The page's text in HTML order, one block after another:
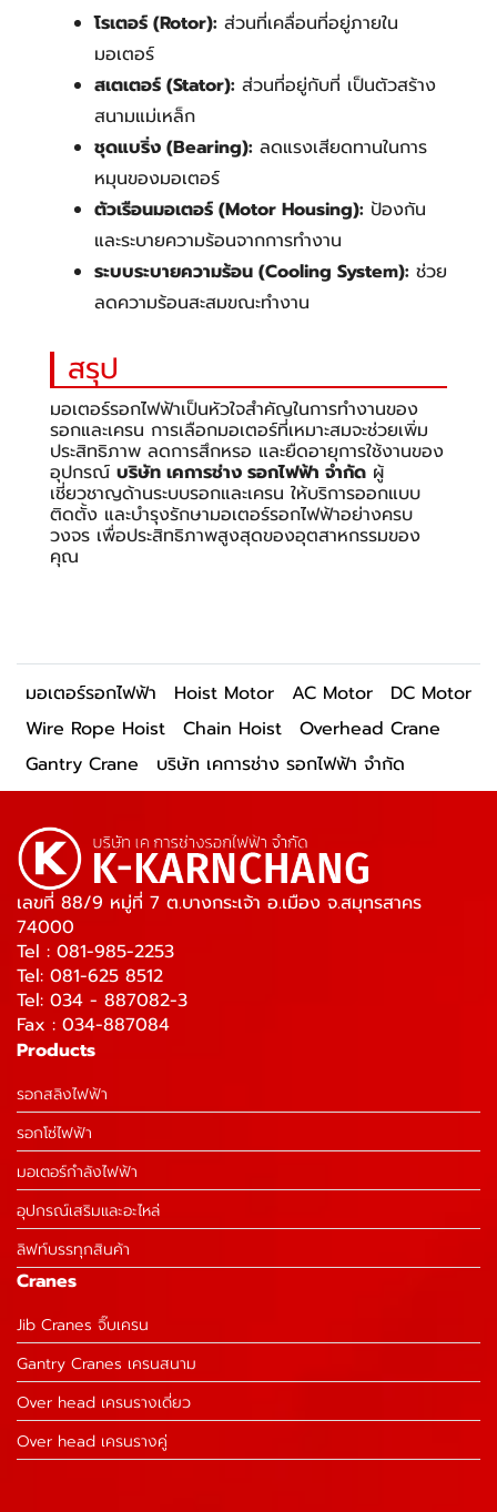
โรเตอร์ (Rotor): ส่วนที่เคลื่อนที่อยู่ภายใน
มอเตอร์
สเตเตอร์ (Stator): ส่วนที่อยู่กับที่ เป็นตัวสร้าง
สนามแม่เหล็ก
ชุดแบริ่ง (Bearing): ลดแรงเสียดทานในการ
หมุนของมอเตอร์
ตัวเรือนมอเตอร์ (Motor Housing): ป้องกัน
และระบายความร้อนจากการทำงาน
ระบบระบายความร้อน (Cooling System): ช่วย
ลดความร้อนสะสมขณะทำงาน
สรุป
มอเตอร์รอกไฟฟ้าเป็นหัวใจสำคัญในการทำงานของ
รอกและเครน การเลือกมอเตอร์ที่เหมาะสมจะช่วยเพิ่ม
ประสิทธิภาพ ลดการสึกหรอ และยืดอายุการใช้งานของ
อุปกรณ์ บริษัท เคการช่าง รอกไฟฟ้า จำกัด ผู้
เชี่ยวชาญด้านระบบรอกและเครน ให้บริการออกแบบ
ติดตั้ง และบำรุงรักษามอเตอร์รอกไฟฟ้าอย่างครบ
วงจร เพื่อประสิทธิภาพสูงสุดของอุตสาหกรรมของ
คุณ
มอเตอร์รอกไฟฟ้า Hoist Motor AC Motor
DC Motor
Wire Rope Hoist
Chain Hoist
Overhead Crane
Gantry Crane
บริษัท เคการช่าง รอกไฟฟ้า จำกัด
เลขที่ 88/9 หมู่ที่ 7 ต.บางกระเจ้า อ.เมือง จ.สมุทรสาคร
74000
Tel : 081-985-2253
Tel: 081-625 8512
Tel: 034 - 887082-3
Fax : 034-887084
Products
รอกสลิงไฟฟ้า
รอกโซ่ไฟฟ้า
มอเตอร์กำลังไฟฟ้า
อุปกรณ์เสริมและอะไหล่
ลิฟท์บรรทุกสินค้า
Cranes
Jib Cranes จิ๊บเครน
Gantry Cranes เครนสนาม
Over head เครนรางเดี่ยว
Over head เครนรางคู่